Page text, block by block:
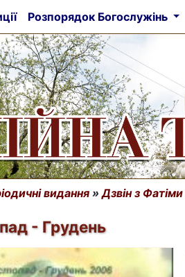
Розпорядок Богослужінь
видання »Дзвін з Фатіми
- Грудень